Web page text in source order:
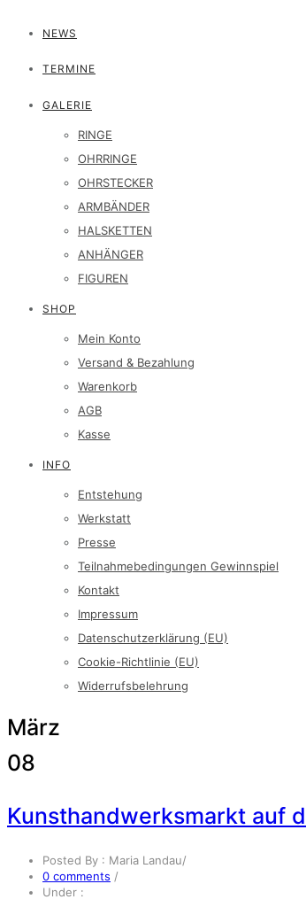
NEWS
TERMINE
GALERIE
RINGE
OHRRINGE
OHRSTECKER
ARMBÄNDER
HALSKETTEN
ANHÄNGER
FIGUREN
SHOP
Mein Konto
Versand & Bezahlung
Warenkorb
AGB
Kasse
INFO
Entstehung
Werkstatt
Presse
Teilnahmebedingungen Gewinnspiel
Kontakt
Impressum
Datenschutzerklärung (EU)
Cookie-Richtlinie (EU)
Widerrufsbelehrung
März
08
Kunsthandwerksmarkt auf
Posted By : Maria Landau/
0 comments /
Under :